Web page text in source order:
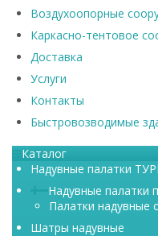
Воздухоопорные
Каркасно-тентовое
Доставка
Услуги
Контакты
Быстровозводимые
Каталог
Надувные палатки
Надувные палатки
Палатки надувные
Шатры надувные